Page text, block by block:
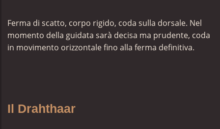
Ferma di scatto, corpo rigido, coda sulla dorsale. Nel
momento della guidata sarà decisa ma prudente, coda
in movimento orizzontale fino alla ferma definitiva.
Il Drahthaar